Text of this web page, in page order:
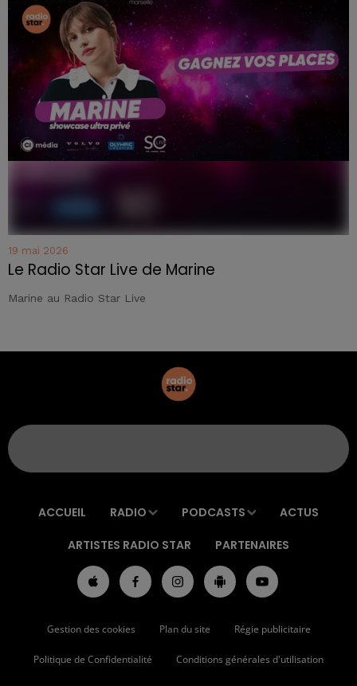
19 mai 2026
Le Radio Star Live de Marine
Marine au Radio Star Live
ACCUEIL RADIO PODCASTS ACTUS
ARTISTES RADIO STAR PARTENAIRES
Gestion des cookies Plan du site Régie publicitaire
Politique de Confidentialité Conditions générales d'utilisation